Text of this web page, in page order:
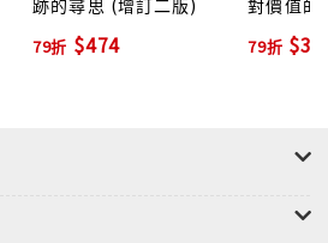
79折 $474 79折